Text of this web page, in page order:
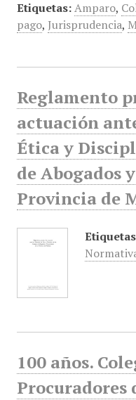
Etiquetas: Amparo,
pago, Jurisprudencia,
Reglamento
actuación
Ética y
de Abogados
Provincia de
100 años.
Procuradores